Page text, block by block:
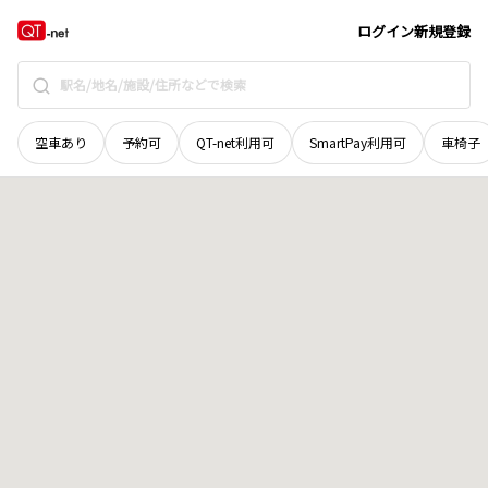
ログイン新規登録
空車あり 予約可 QT-net利用可 SmartPay利用可 車椅子
岡山県